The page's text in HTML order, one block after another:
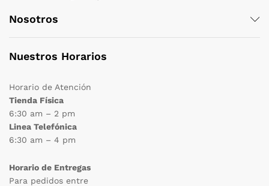
Nosotros
Nuestros Horarios
Horario de Atención
Tienda Física
6:30 am – 2 pm
Linea Telefónica
6:30 am – 4 pm
Horario de Entregas
Para pedidos entre